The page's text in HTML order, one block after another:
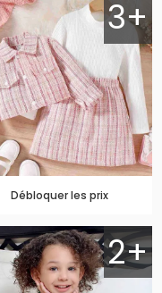
3+
Débloquer les prix
2+